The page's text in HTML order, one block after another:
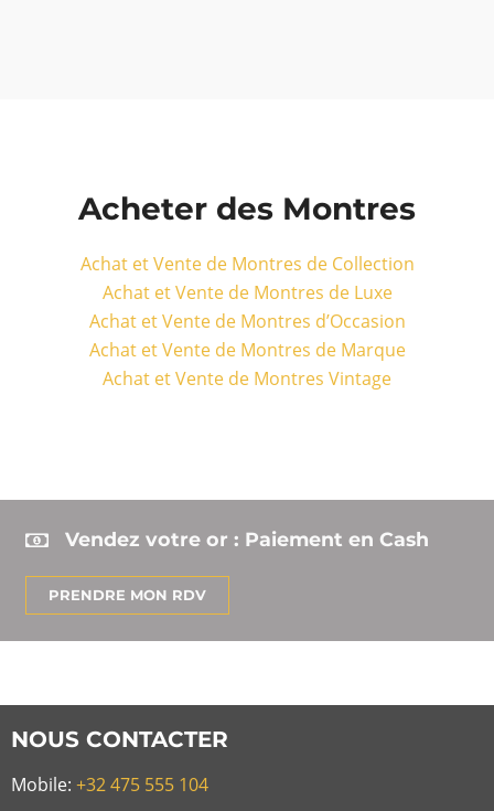
Acheter des Montres
Achat et Vente de Montres de Collection
Achat et Vente de Montres de Luxe
Achat et Vente de Montres d’Occasion
Achat et Vente de Montres de Marque
Achat et Vente de Montres Vintage
Vendez votre or : Paiement en Cash
PRENDRE MON RDV
NOUS CONTACTER
Mobile: +32 475 555 104